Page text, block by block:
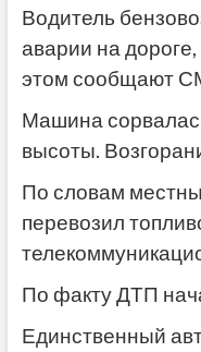
Водитель
аварии на
этом сообщают
Машина
высоты.
По словам
перевозил
По факту ДТП
Единственный